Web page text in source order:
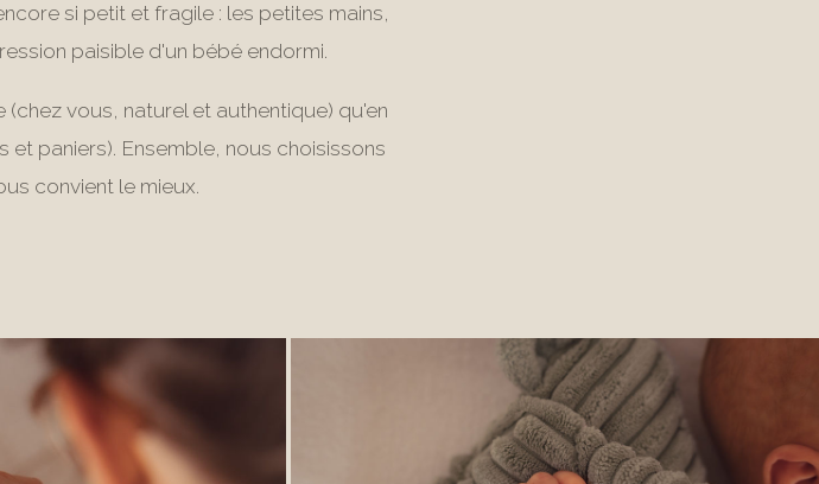
si petit et fragile : les petites mains,
paisible d'un bébé endormi.
vous, naturel et authentique) qu'en
paniers). Ensemble, nous choisissons
convient le mieux.